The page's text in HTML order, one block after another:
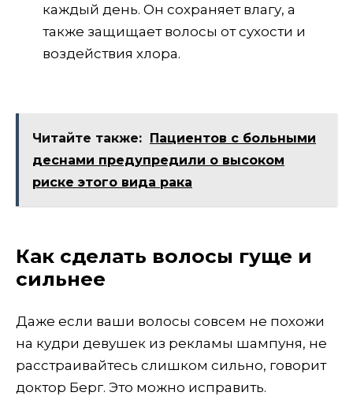
каждый день. Он сохраняет влагу, а
также защищает волосы от сухости и
воздействия хлора.
Читайте также:
Пациентов с больными
деснами предупредили о высоком
риске этого вида рака
Как сделать волосы гуще и
сильнее
Даже если ваши волосы совсем не похожи
на кудри девушек из рекламы шампуня, не
расстраивайтесь слишком сильно, говорит
доктор Берг. Это можно исправить.